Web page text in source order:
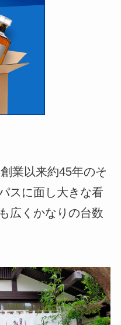
業以来約45年のそ
スに面し大きな看
広くかなりの台数